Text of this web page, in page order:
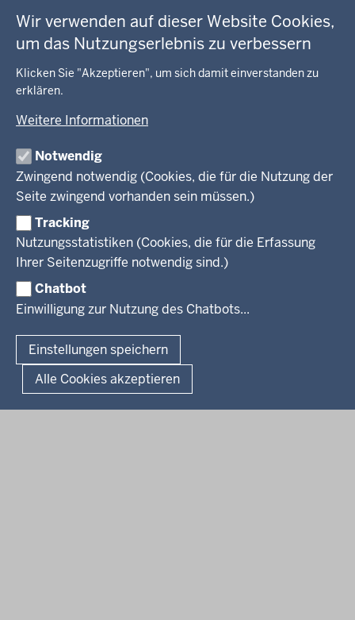
Wir verwenden auf dieser Website Cookies,
um das Nutzungserlebnis zu verbessern
Klicken Sie "Akzeptieren", um sich damit einverstanden zu
erklären.
Weitere Informationen
Notwendig
Zwingend notwendig (Cookies, die für die Nutzung der
Seite zwingend vorhanden sein müssen.)
Tracking
Nutzungsstatistiken (Cookies, die für die Erfassung
Ihrer Seitenzugriffe notwendig sind.)
Chatbot
Einwilligung zur Nutzung des Chatbots...
Einstellungen speichern
Alle Cookies akzeptieren
Fußzeile
Gesundheit und Soziales
Kommunales, Planung, Bauen und Verkehr
Ordnung und Sicherheit
Schule und Bildung
Wirtschaft und Kultur
GEOBASIS NRW
Ausbildung und Karriere
Geodaten-Anwendungen
Neues
Produkte und Dienste
TIM-online
Webdienste
Amtsblatt
Behördenleitung
Leitbild
Personalvertretung
Regierungsbezirk
Reisekostenstelle
Veranstaltungen
Stellenangebote
Stellenangebote Schule
Praktikum
Referendariate
Bewerbung
Vormerkstelle NRW
PRESSE
Mediathek
Newsletter
Pressekontakt
Pressemitteilungen
Publikationen
VERFAHREN UND BEKANNTMACHUNGEN
Bekanntmachungen
Legionellen
Luftreinhaltepläne
Verfahrensübersichten
Überwachung umweltrelevanter Anlagen
Facebook
Instagram
LinkedIn
© 2026 Bezirksregierung Köln
Organisationsplan
Lizenzbedingungen Geobasis NRW
Dokumente und Ressourcen
Kontakt